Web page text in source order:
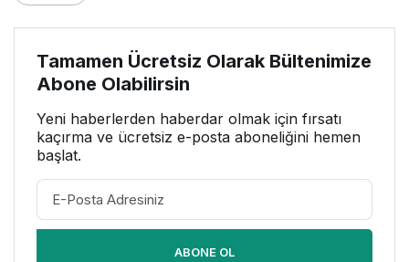
Tamamen Ücretsiz Olarak Bültenimize
Abone Olabilirsin
Yeni haberlerden haberdar olmak için fırsatı
kaçırma ve ücretsiz e-posta aboneliğini hemen
başlat.
ABONE OL